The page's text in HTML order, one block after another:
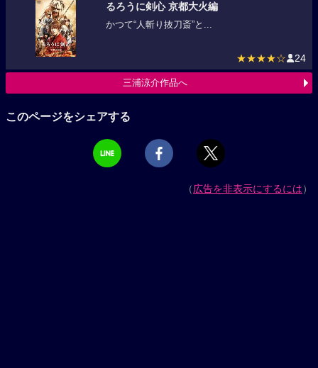
るろうに剣心 京都大火編
かつて“人斬り抜刀斎”と...
★★★★☆ 24
三浦涼介作品へ
このページをシェアする
（広告を非表示にするには）